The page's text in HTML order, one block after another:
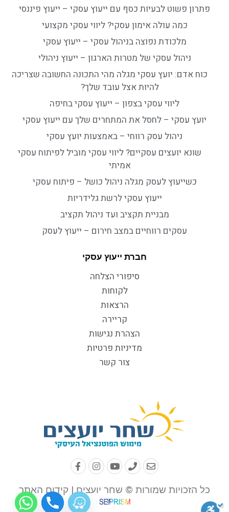
פתרון פשוט לבעיות כסף עם ייעוץ עסקי – ייעוץ פיננסי
כמה עולה אימון עסקי? ליווי עסקי מקצועי
מלכודת נפוצה בניהול עסקי – ייעוץ עסקי
ניהול עסקי של מטרות הארגון – ייעוץ ניהולי
כוח אדם: יועץ עסקי מגלה מהי התכונה החשובה שצריכה
להיות אצל עובד שלך?
ליווי עסקי בצפון – ייעוץ עסקי בחיפה
יועץ עסקי – לחסל את המתחרים שלך עם ייעוץ עסקי
ניהול עסק רווחי – באמצעות יועץ עסקי
שונא יועצים עסקיים? ליווי עסקי מוביל לפיתוח עסקי
אמיתי
כשייעוץ לעסק מגלה ניהול כושל – פיתוח עסקי
ייעוץ עסקי לרשת גלידריות
מבניית תקציב ועד ניהול תקציב
עסקים רווחיים במצב חירום – ייעוץ לעסק
חברת ייעוץ עסקי
סיפורי הצלחה
לקוחות
הרצאות
קריירה
הצהרת נגישות
מדיניות פרטיות
צור קשר
כל הזכויות שמורות © שחר יועצים | קידום האתר